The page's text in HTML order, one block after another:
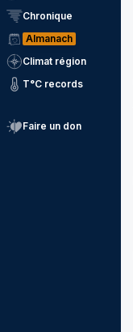
Chronique
Almanach
Climat région
T°C records
Faire un don